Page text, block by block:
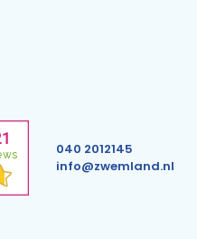
040 2012145
info@zwemland.nl